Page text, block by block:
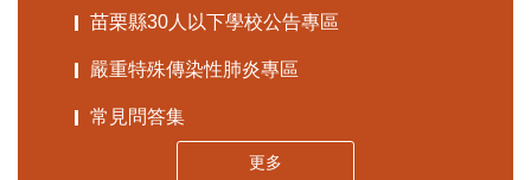
苗栗縣30人以下學校公告專區
嚴重特殊傳染性肺炎專區
常見問答集
更多